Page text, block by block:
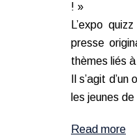
! »
L’expo
presse
thèmes liés
Il s’agit
les jeunes
Read more